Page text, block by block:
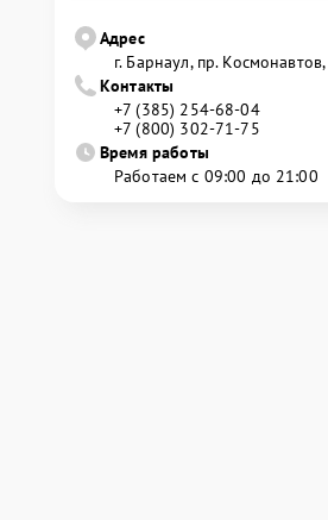
Адрес
г. Барнаул, ​пр.
Контакты
+7 (385) 254-68-04
+7 (800) 302-71-75
Время работы
Работаем с 09:00 до 21:00